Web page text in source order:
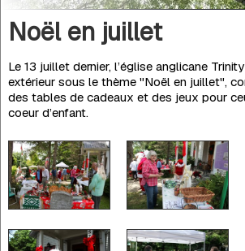
Noël en juillet
Le 13 juillet dernier, l’église anglicane
extérieur sous le thème "Noël en juillet",
des tables de cadeaux et des jeux pour
coeur d’enfant.